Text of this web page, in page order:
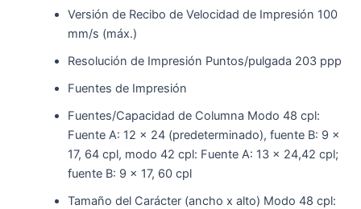
Versión de Recibo de Velocidad de Impresión 100
mm/s (máx.)
Resolución de Impresión Puntos/pulgada 203 ppp
Fuentes de Impresión
Fuentes/Capacidad de Columna Modo 48 cpl:
Fuente A: 12 x 24 (predeterminado), fuente B: 9 x
17, 64 cpl, modo 42 cpl: Fuente A: 13 x 24,42 cpl;
fuente B: 9 x 17, 60 cpl
Tamaño del Carácter (ancho x alto) Modo 48 cpl: